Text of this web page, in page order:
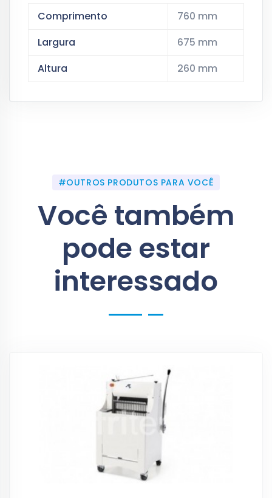
Comprimento
760 mm
Largura
675 mm
Altura
260 mm
#OUTROS PRODUTOS PARA VOCÊ
Você também
pode estar
interessado